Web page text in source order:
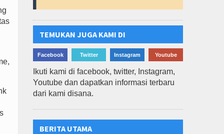
TEMUKAN JUGA KAMI DI
Facebook Twitter Instagram Youtube
Ikuti kami di facebook, twitter, Instagram,
Youtube dan dapatkan informasi terbaru
dari kami disana.
BERITA UTAMA